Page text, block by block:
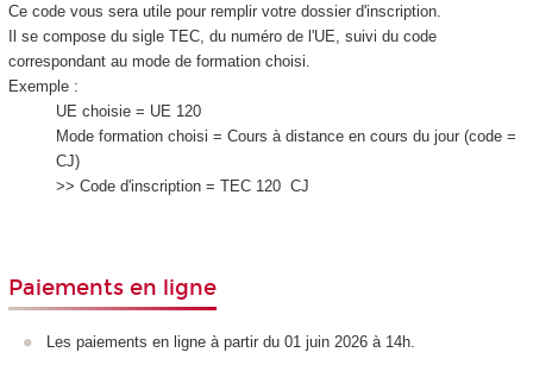
Ce code vous sera utile pour remplir votre dossier d'inscription.
Il se compose du sigle TEC, du numéro de l'UE, suivi du code
correspondant au mode de formation choisi.
Exemple :
UE choisie = UE 120
Mode formation choisi = Cours à distance en cours du jour (code =
CJ)
>> Code d'inscription = TEC 120 CJ
Paiements en ligne
Les paiements en ligne à partir du 01 juin 2026 à 14h.